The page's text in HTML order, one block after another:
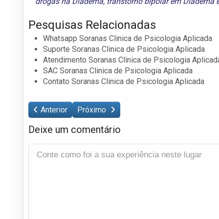
Pesquisas Relacionadas
Whatsapp Soranas Clinica de Psicologia Aplicada
Suporte Soranas Clinica de Psicologia Aplicada
Atendimento Soranas Clinica de Psicologia
SAC Soranas Clinica de Psicologia Aplicada
Contato Soranas Clinica de Psicologia Aplicada
Anterior Próximo
Deixe um comentário